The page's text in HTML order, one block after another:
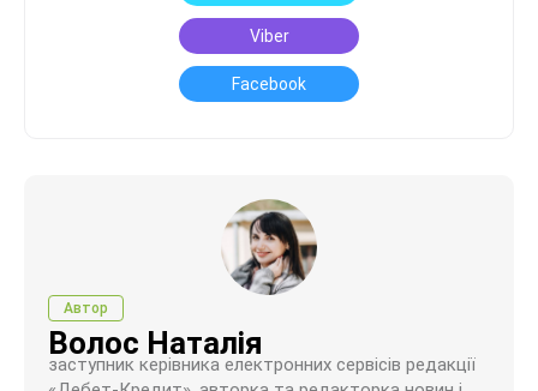
Viber
Facebook
Автор
Волос Наталія
заступник керівника електронних сервісів редакції